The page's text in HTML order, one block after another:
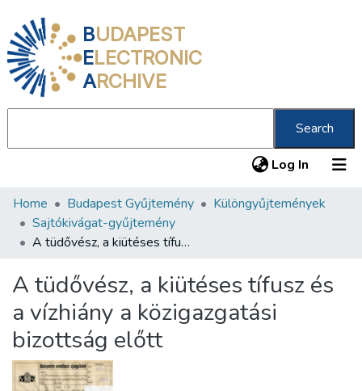
BUDAPEST
ELECTRONIC
ARCHIVE
Search
Log In (current)
Communities & Collections
All of DSpace
About us
Home Budapest Gyűjtemény
Különgyűjtemények
Sajtókivágat-gyűjtemény
A tüdővész, a kiütéses tífusz és a vízhiány a közigazgatási bizottság előtt
A tüdővész, a kiütéses tífusz és
a vízhiány a közigazgatási
bizottság előtt